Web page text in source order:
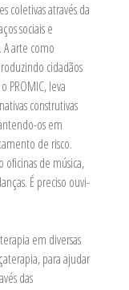
coletivas através da
sociais e
arte como
cidadãos
PROMIC, leva
construtivas
os em
de risco.
oficinas de música,
É preciso ouvi-
em diversas
para ajudar
das